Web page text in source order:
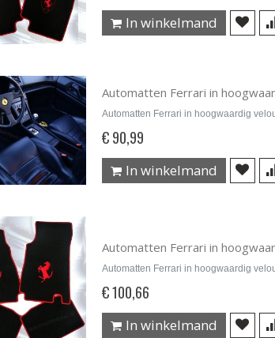
In winkelmand
Automatten Ferrari in
Automatten Ferrari in hoogwaardig
€ 90,99
In winkelmand
Automatten Ferrari in
Automatten Ferrari in hoogwaardig
€ 100,66
In winkelmand